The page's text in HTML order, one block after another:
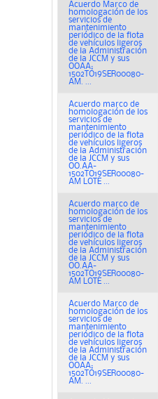
Acuerdo Marco de
homologación de los
servicios de
mantenimiento
periódico de la flota
de vehículos ligeros
de la Administración
de la JCCM y sus
OOAA;
1502TO19SER00080-
AM. ...
Acuerdo marco de
homologación de los
servicios de
mantenimiento
periódico de la flota
de vehículos ligeros
de la Administración
de la JCCM y sus
OO.AA-
1502TO19SER00080-
AM LOTE ...
Acuerdo marco de
homologación de los
servicios de
mantenimiento
periódico de la flota
de vehículos ligeros
de la Administración
de la JCCM y sus
OO.AA-
1502TO19SER00080-
AM LOTE ...
Acuerdo Marco de
homologación de los
servicios de
mantenimiento
periódico de la flota
de vehículos ligeros
de la Administración
de la JCCM y sus
OOAA;
1502TO19SER00080-
AM. ...